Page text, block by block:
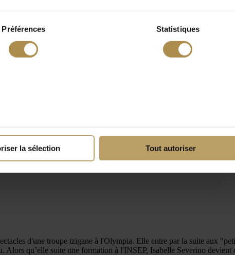
Préférences Statistiques
la sélection Tout autoriser
d'une troupe tzigane à l'Olympia. Elle entre par la suite aux
qu’elle suite une formation à l'INSEP, Isabelle Severino